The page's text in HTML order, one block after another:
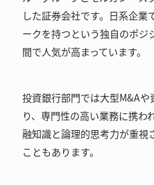
した証券会社です。日系企
ークを持つという独自のポジ
間で人気が高まっています。
投資銀行部門では大型M&A
り、専門性の高い業務に携わ
融知識と論理的思考力が重視
こともあります。